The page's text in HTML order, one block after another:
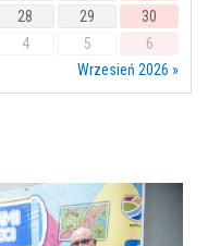
28 29
30
4 5
6
Wrzesień 2026 »